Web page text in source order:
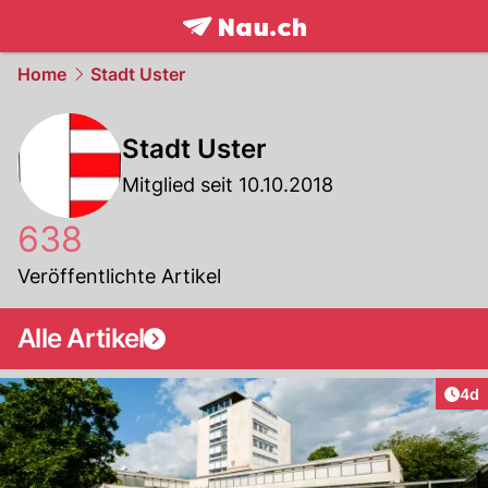
frontpage.NAU.ch
Home Stadt Uster
Stadt Uster
Mitglied seit 10.10.2018
638
Veröffentlichte Artikel
Alle Artikel
4d